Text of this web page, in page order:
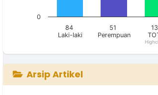
84
Laki-laki
51
Perempuan
0
Arsip Artikel